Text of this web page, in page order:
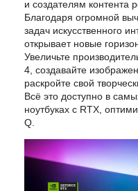
и создателям контента
Благодаря огромной
задач искусственного
открывает новые
Увеличьте
4, создавайте
раскройте свой
Всё это доступно в
ноутбуках с RTX,
Q.